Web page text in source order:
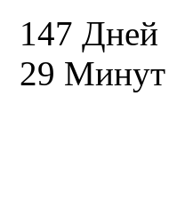
147 Дней
29